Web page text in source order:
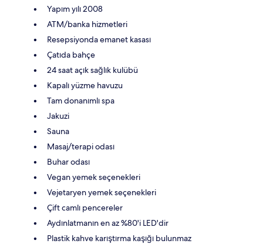
Yapım yılı 2008
ATM/banka hizmetleri
Resepsiyonda emanet kasası
Çatıda bahçe
24 saat açık sağlık kulübü
Kapalı yüzme havuzu
Tam donanımlı spa
Jakuzi
Sauna
Masaj/terapi odası
Buhar odası
Vegan yemek seçenekleri
Vejetaryen yemek seçenekleri
Çift camlı pencereler
Aydınlatmanın en az %80'i LED'dir
Plastik kahve karıştırma kaşığı bulunmaz